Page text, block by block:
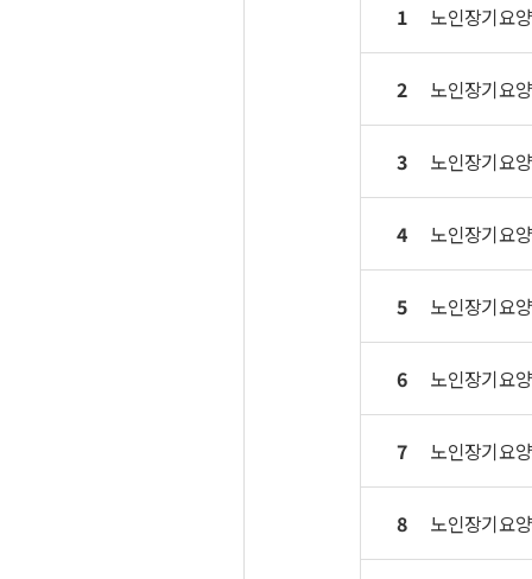
1 노인장기요
2 노인장기요
3 노인장기요
4 노인장기요
5 노인장기요
6 노인장기요
7 노인장기요
8 노인장기요